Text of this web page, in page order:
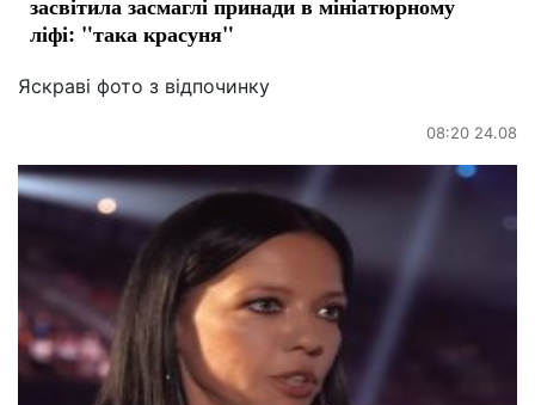
засвітила засмаглі принади в мініатюрному
ліфі: "така красуня"
Яскраві фото з відпочинку
08:20 24.08